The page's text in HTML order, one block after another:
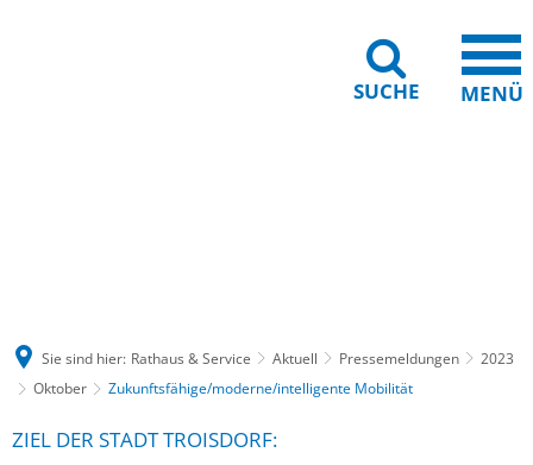
SUCHE MENÜ
Sie sind hier: Rathaus & Service Aktuell Pressemeldungen
2023
Oktober
Zukunftsfähige/moderne/intelligente Mobilität
ZIEL DER STADT TROISDORF: